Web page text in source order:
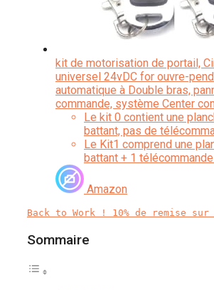
kit de motorisation de portail,
universel 24vDC for ouvre-
automatique à Double bras,
commande, système Center
Le kit 0 contient une
battant, pas de
Le Kit1 comprend une
battant + 1
planche + 2
Le Kit3 comprend une
Amazon
Back to Work ! 10% de remise
Sommaire